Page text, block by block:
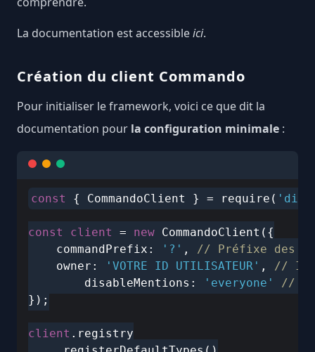
La documentation est accessibleici.
Création du client Commando
Pour initialiser le framework, voici ce que dit la
documentation pour la configuration minimale :
const { CommandoClient } = require(
const client = new CommandoClient({
	commandPrefix:
'?' , // Préfixe des
	owner:
'VOTRE_ID_UTILISATEUR' , // ID
        disableMentions:
'everyone'
//
});
client .registry